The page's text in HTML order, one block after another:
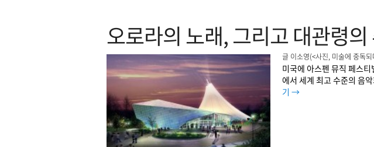
오로라의 노래, 그리고 대관령의
글 이소영(<사진, 미술에 중독
미국에 아스펜 뮤직 페스
에서 세계 최고 수준의 음
기 →